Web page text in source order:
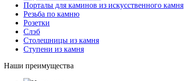
Порталы для каминов из искусственного камня
Резьба по камню
Розетки
Слэб
Столешницы из камня
Ступени из камня
Наши преимущества